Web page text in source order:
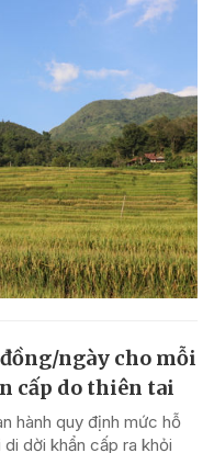
ngày cho mỗi
cấp do thiên tai
hành quy định mức hỗ
dời khẩn cấp ra khỏi